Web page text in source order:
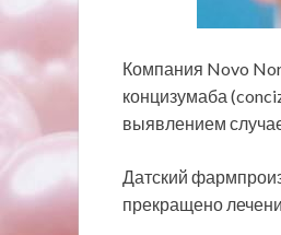
Компания Novo
концизумаба
выявлением
Датский
прекращено